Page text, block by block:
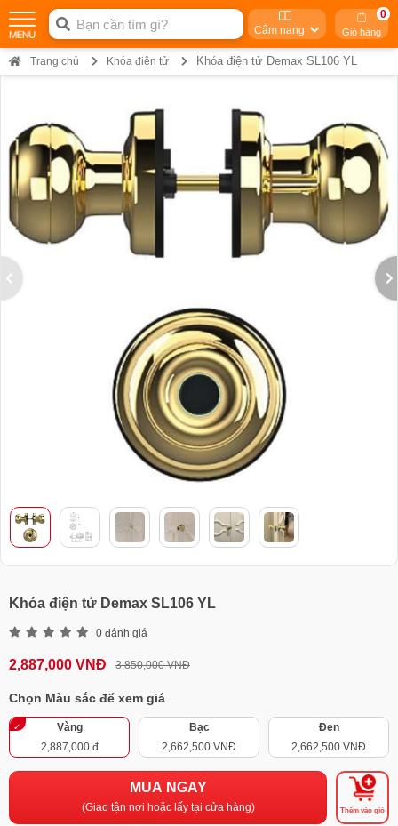
Cẩm nang Giỏ hàng
0
Trang chủ Khóa điện tử Khóa điện tử Demax SL106 YL
Khóa điện tử Demax SL106 YL
0 đánh giá
2,887,000 VNĐ 3,850,000 VNĐ
Chọn Màu sắc để xem giá
Vàng
2,887,000 đ
Bạc
2,662,500 VNĐ
Đen
2,662,500 VNĐ
MUA NGAY
(Giao tận nơi hoặc lấy tại cửa hàng) Thêm vào giỏ